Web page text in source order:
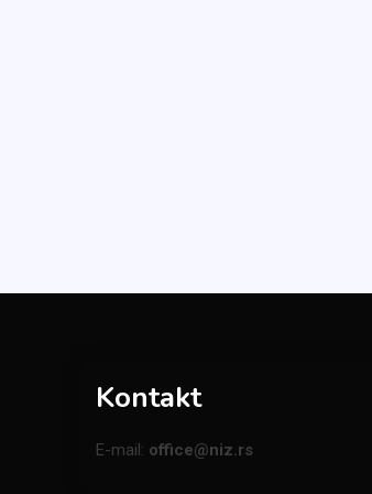
Kontakt
E-mail: office@niz.rs